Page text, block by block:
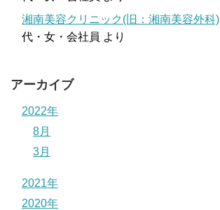
湘南美容クリニック(旧：湘南美容外科)
代・女・会社員 より
アーカイブ
2022年
8月
3月
2021年
2020年